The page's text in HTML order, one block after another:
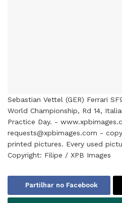
Sebastian Vettel (GER) Ferrari
World Championship, Rd 14,
Practice Day. -
requests@xpbimages.com -
printed pictures. Every used
Copyright: Filipe / XPB Images
Partilhar no Facebook